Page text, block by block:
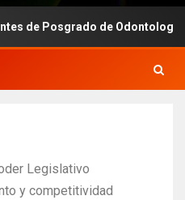
de Odontología de la UAS
Legislativo
y competitividad